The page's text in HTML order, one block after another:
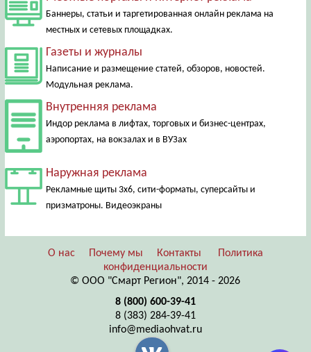
Баннеры, статьи и таргетированная онлайн реклама на
местных и сетевых площадках.
Газеты и журналы
Написание и размещение статей, обзоров, новостей.
Модульная реклама.
Внутренняя реклама
Индор реклама в лифтах, торговых и бизнес-центрах,
аэропортах, на вокзалах и в ВУЗах
Наружная реклама
Рекламные щиты 3х6, сити-форматы, суперсайты и
призматроны. Видеоэкраны
О нас Почему мы Контакты
Политика
конфиденциальности
© ООО "Смарт Регион", 2014 - 2026
8 (800) 600-39-41
8 (383) 284-39-41
info@mediaohvat.ru